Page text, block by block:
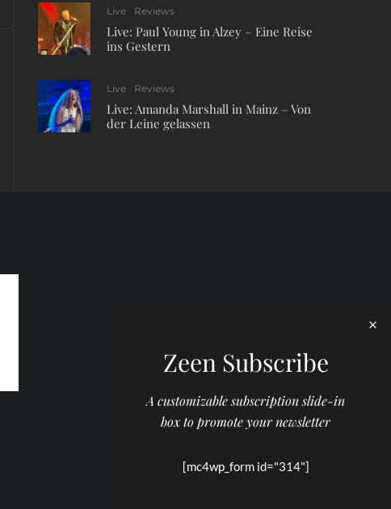
Live Reviews
Live: Paul Young in Alzey – Eine Reise
ins Gestern
Live Reviews
Live: Amanda Marshall in Mainz – Von
der Leine gelassen
Zeen Subscribe
A customizable subscription slide-in
box to promote your newsletter
[mc4wp_form id="314"]